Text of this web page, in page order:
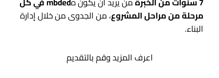
مرحلة من مراحل المشروع، من الجدوى من خلال إدارة
البناء.
اعرف المزيد وقم بالتقديم